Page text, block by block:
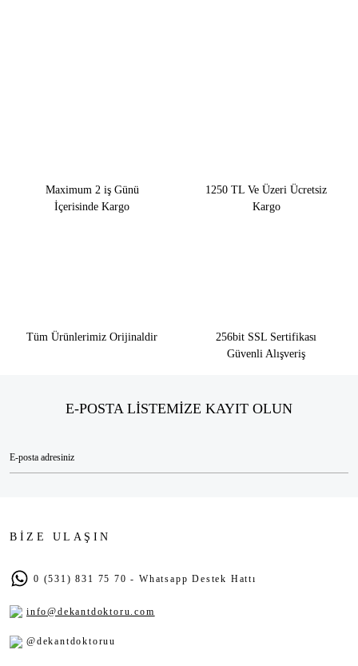
Maximum 2 iş Günü
İçerisinde Kargo
1250 TL Ve Üzeri Ücretsiz
Kargo
Tüm Ürünlerimiz Orijinaldir
256bit SSL Sertifikası
Güvenli Alışveriş
E-POSTA LİSTEMİZE KAYIT OLUN
BİZE ULAŞIN
0 (531) 831 75 70 - Whatsapp Destek Hattı
info@dekantdoktoru.com
@dekantdoktoruu